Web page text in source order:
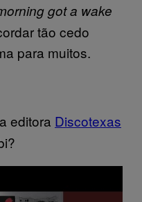
got a wake
tão cedo
para muitos.
editora Discotexas